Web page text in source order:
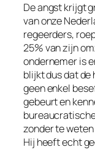
De angst krijgt
van onze
regeerders,
25% van zijn
ondernemer is
blijkt dus dat de
geen enkel
gebeurt en
zonder te
Hij heeft echt